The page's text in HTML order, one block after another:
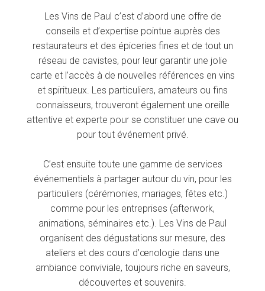
Les Vins de Paul c’est d’abord une offre de
conseils et d’expertise pointue auprès des
restaurateurs et des épiceries fines et de tout un
réseau de cavistes, pour leur garantir une jolie
carte et l’accès à de nouvelles références en vins
et spiritueux. Les particuliers, amateurs ou fins
connaisseurs, trouveront également une oreille
attentive et experte pour se constituer une cave ou
pour tout événement privé.
C’est ensuite toute une gamme de services
événementiels à partager autour du vin, pour les
particuliers (cérémonies, mariages, fêtes etc.)
comme pour les entreprises (afterwork,
animations, séminaires etc.). Les Vins de Paul
organisent des dégustations sur mesure, des
ateliers et des cours d’œnologie dans une
ambiance conviviale, toujours riche en saveurs,
découvertes et souvenirs.